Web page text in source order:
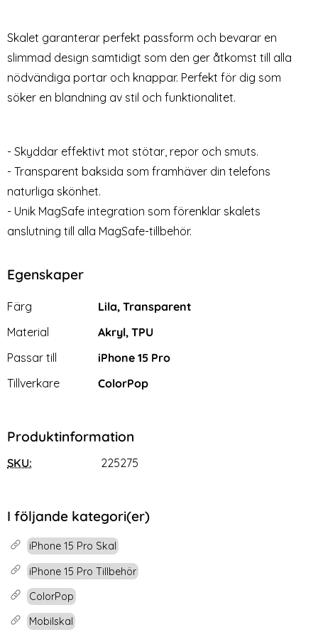
Silikonyta Chalk Pink
rea pris
179 kr tidigare pris
299 kr
Tillgänglighet:
Lagervara
Köp
iPhone 15 Pro Skal CH MagSafe Matt Svart
rea pris
259 kr
Tillgänglighet:
Spigen iPhone 15 Pro 2-PACK
Skalet garanterar perfekt passform och bevarar en
slimmad design samtidigt som den ger åtkomst till alla
nödvändiga portar och knappar. Perfekt för dig som
söker en blandning av stil och funktionalitet.
- Skyddar effektivt mot stötar, repor och smuts.
- Transparent baksida som framhäver din telefons
naturliga skönhet.
- Unik MagSafe integration som förenklar skalets
anslutning till alla MagSafe-tillbehör.
Egenskaper
Egenskaper/attribut för denna produkt
Attribut
Färg
Lila, Transparent
Material
Akryl, TPU
Passar till
iPhone 15 Pro
Tillverkare
ColorPop
Produktinformation
SKU: 225275
I följande kategori(er)
iPhone 15 Pro Skal
iPhone 15 Pro Tillbehör
ColorPop
Mobilskal